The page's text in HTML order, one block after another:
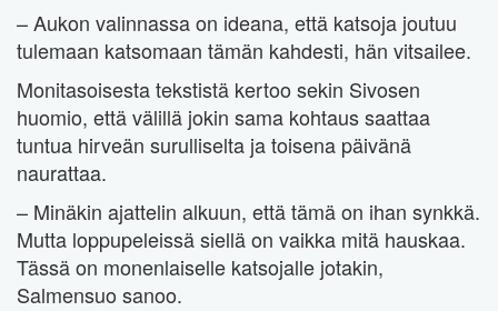
– Aukon valinnassa on ideana, että katsoja joutuu
tulemaan katsomaan tämän kahdesti, hän vitsailee.
Monitasoisesta tekstistä kertoo sekin Sivosen
huomio, että välillä jokin sama kohtaus saattaa
tuntua hirveän surulliselta ja toisena päivänä
naurattaa.
– Minäkin ajattelin alkuun, että tämä on ihan synkkä.
Mutta loppupeleissä siellä on vaikka mitä hauskaa.
Tässä on monenlaiselle katsojalle jotakin,
Salmensuo sanoo.